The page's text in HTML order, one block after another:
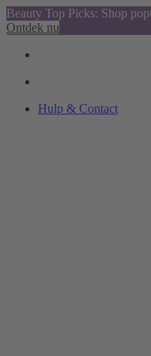
Beauty Top Picks: Shop
Ontdek nu
Hulp & Contact